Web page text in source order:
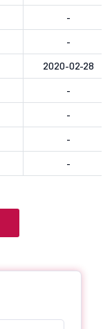
-
-
2020-02-28
-
-
-
-